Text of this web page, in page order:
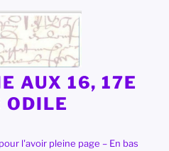
AUX 16, 17E
ODILE
l'avoir pleine page – En bas